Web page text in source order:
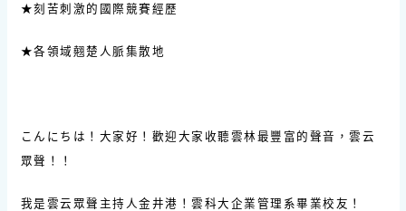
★刻苦刺激的國際競賽經歷
★各領域翹楚人脈集散地
こんにちは！大家好！歡迎大家收聽雲林最豐富的聲音，雲云
眾聲！！
我是雲云眾聲主持人金井港！雲科大企業管理系畢業校友！